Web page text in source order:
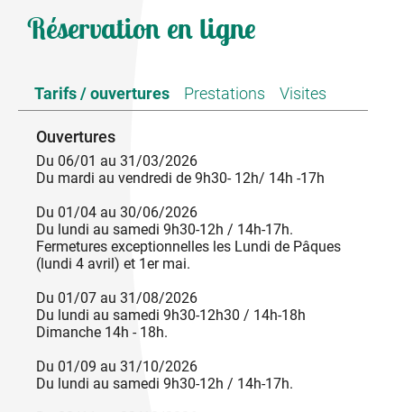
Visiter l’abbatiale Sainte-Marie de Cruas est
l’opportunité de comprendre le fonctionnement
d’une communauté monastique à l’époque
Trésor d’architecture tout d’abord, avec cet
ensemble dans un pur style Roman très homogène
sa tribune monastique, par la qualité de ses
sculptures et sa rareté. Le priant se trouvant dans la
crypte fait partie des éléments phare de ce
monument. Enfin, la mosaïque du 12e siècle, dans
le chœur de l’édifice, touche le visiteur par sa
beauté.
L’équipe des guides de l’Office du Tourisme vous
accueillera avec plaisir afin de vous faire découvrir
ce joyau.
Réservation en ligne
Tarifs / ouvertures Prestations Visites
Ouvertures
Du 06/01 au 31/03/2026
Du mardi au vendredi de 9h30- 12h/ 14h -17h
Du 01/04 au 30/06/2026
Du lundi au samedi 9h30-12h / 14h-17h.
Fermetures exceptionnelles les Lundi de Pâques
(lundi 4 avril) et 1er mai.
Du 01/07 au 31/08/2026
Du lundi au samedi 9h30-12h30 / 14h-18h
Dimanche 14h - 18h.
Du 01/09 au 31/10/2026
Du lundi au samedi 9h30-12h / 14h-17h.